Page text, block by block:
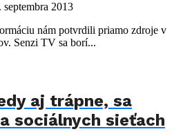
septembra 2013
nám potvrdili priamo zdroje v
Senzi TV sa borí...
aj trápne, sa
sociálnych sieťach